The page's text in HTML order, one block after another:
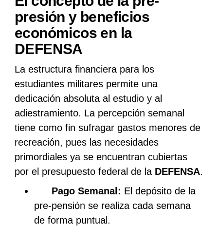
presión y beneficios
económicos en la
DEFENSA
La estructura financiera para los
estudiantes militares permite una
dedicación absoluta al estudio y al
adiestramiento. La percepción semanal
tiene como fin sufragar gastos menores de
recreación, pues las necesidades
primordiales ya se encuentran cubiertas
por el presupuesto federal de la DEFENSA.
Pago Semanal: El depósito de la
pre-pensión se realiza cada semana
de forma puntual.